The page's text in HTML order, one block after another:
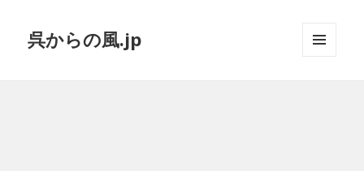
呉からの風.jp